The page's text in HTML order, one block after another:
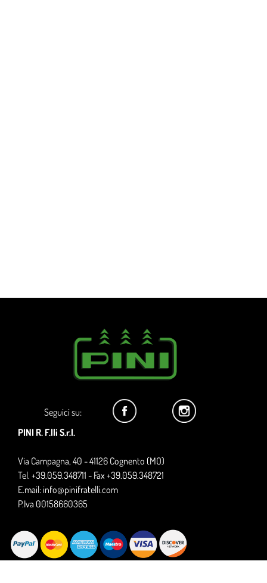
Seguici su:
PINI R. F.lli S.r.l.
Via Campagna, 40 - 41126 Cognento (MO)
Tel. +39.059.348711 - Fax +39.059.348721
E.mail: info@pinifratelli.com
P.Iva 00158660365